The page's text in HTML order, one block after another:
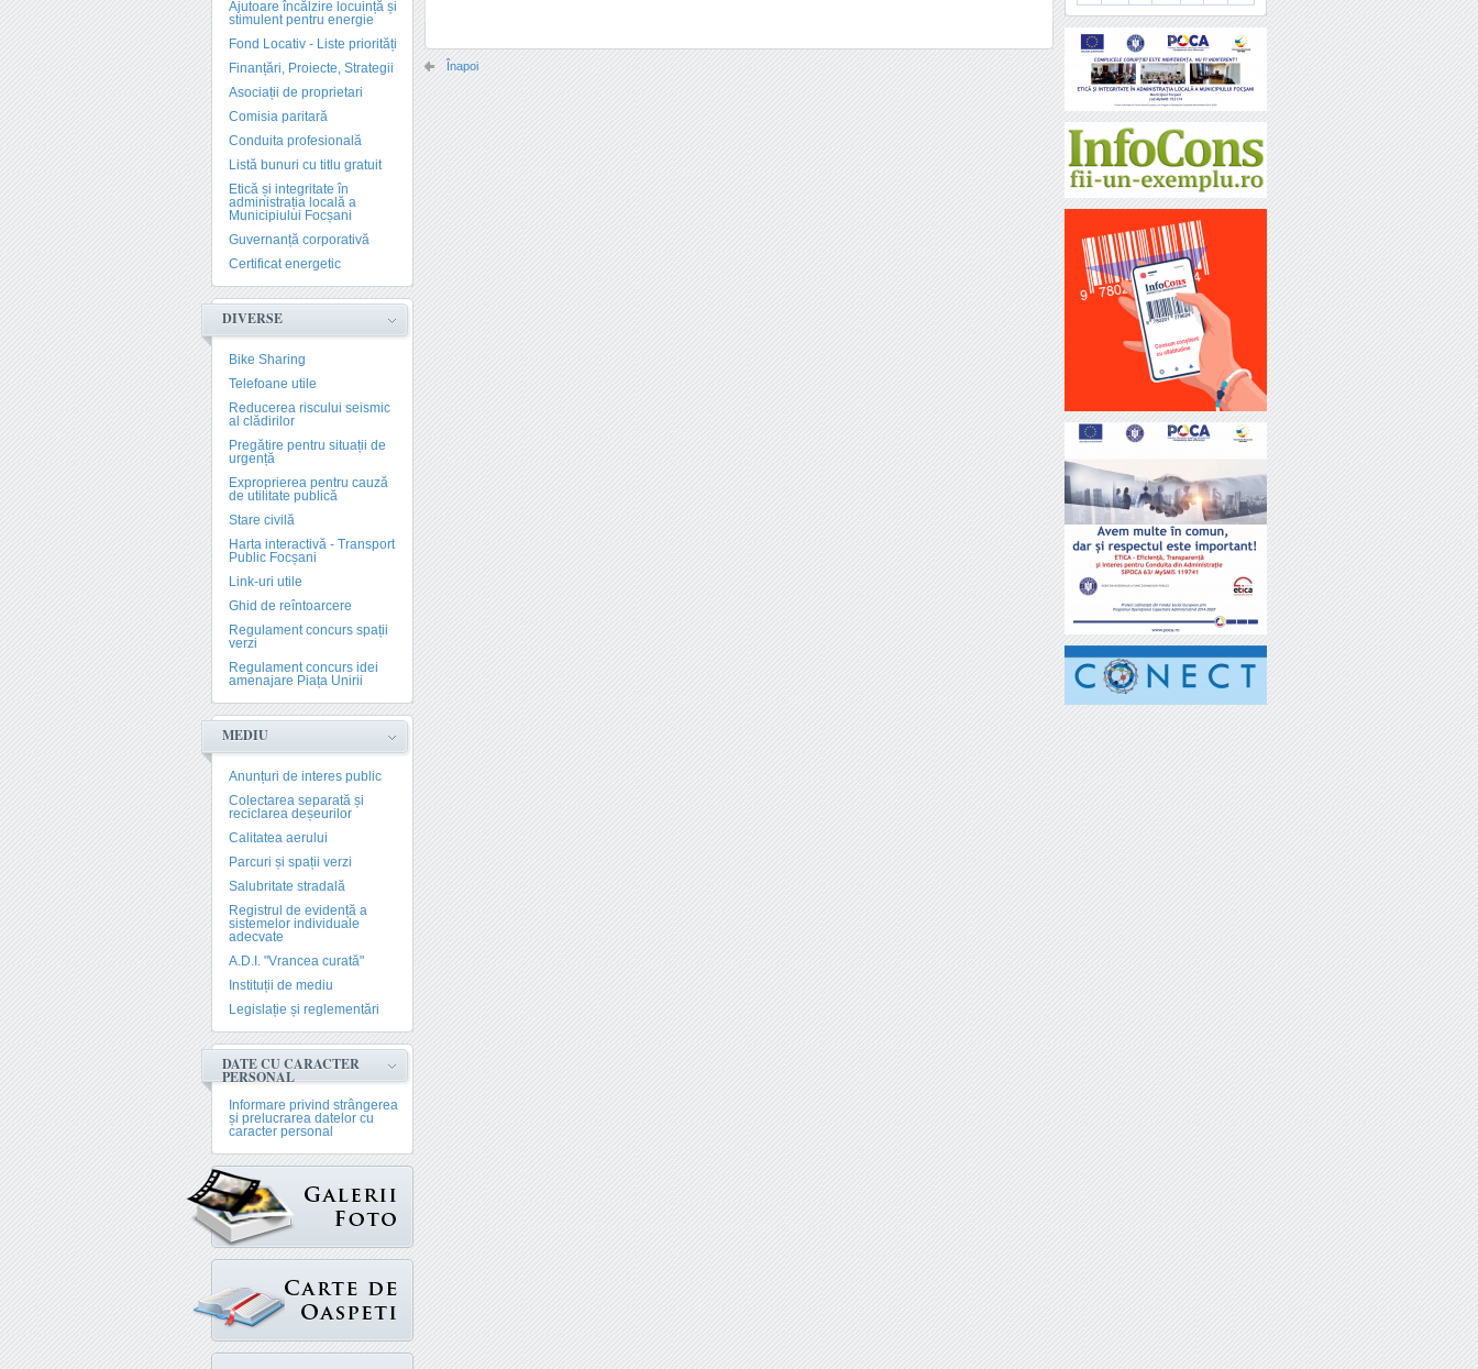
Ajutoare încălzire locuință și
stimulent pentru energie
Fond Locativ - Liste priorități
Finanțări, Proiecte, Strategii
Asociații de proprietari
Comisia paritară
Conduita profesională
Listă bunuri cu titlu gratuit
Etică și integritate în
administrația locală a
Municipiului Focșani
Guvernanță corporativă
Certificat energetic
DIVERSE
Bike Sharing
Telefoane utile
Reducerea riscului seismic
al clădirilor
Pregătire pentru situații de
urgență
Exproprierea pentru cauză
de utilitate publică
Stare civilă
Harta interactivă - Transport
Public Focșani
Link-uri utile
Ghid de reîntoarcere
Regulament concurs spații
verzi
Regulament concurs idei
amenajare Piața Unirii
MEDIU
Anunțuri de interes public
Colectarea separată și
reciclarea deșeurilor
Calitatea aerului
Parcuri și spații verzi
Salubritate stradală
Registrul de evidență a
sistemelor individuale
adecvate
A.D.I. "Vrancea curată"
Instituții de mediu
Legislație și reglementări
DATE CU CARACTER
PERSONAL
Informare privind strângerea
și prelucrarea datelor cu
caracter personal
Înapoi